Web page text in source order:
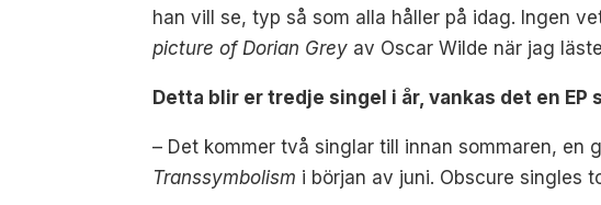
han vill se, typ så som alla håller på idag. Ingen
picture of Dorian Grey av Oscar Wilde när jag
Detta blir er tredje singel i år, vankas det en EP
– Det kommer två singlar till innan sommaren, en
Transsymbolism i början av juni. Obscure singles